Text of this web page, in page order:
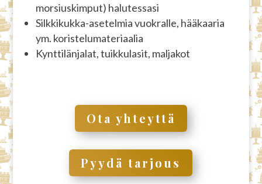
morsiuskimput) halutessasi
Silkkikukka-asetelmia vuokralle, hääkaaria
ym. koristelumateriaalia
Kynttilänjalat, tuikkulasit, maljakot
Ota yhteyttä
Pyydä tarjous